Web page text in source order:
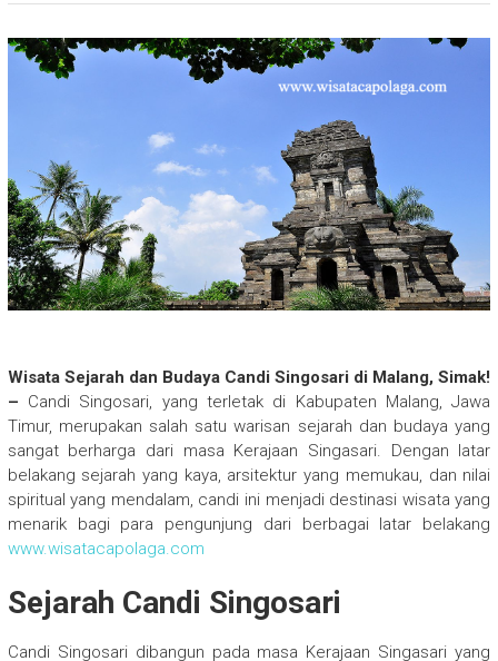
Wisata Sejarah dan Budaya Candi Singosari di Malang, Simak!
– Candi Singosari, yang terletak di Kabupaten Malang, Jawa
Timur, merupakan salah satu warisan sejarah dan budaya yang
sangat berharga dari masa Kerajaan Singasari. Dengan latar
belakang sejarah yang kaya, arsitektur yang memukau, dan nilai
spiritual yang mendalam, candi ini menjadi destinasi wisata yang
menarik bagi para pengunjung dari berbagai latar belakang
www.wisatacapolaga.com
Sejarah Candi Singosari
Candi Singosari dibangun pada masa Kerajaan Singasari yang